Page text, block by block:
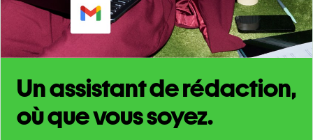
Un assistant de rédaction,
où que vous soyez.